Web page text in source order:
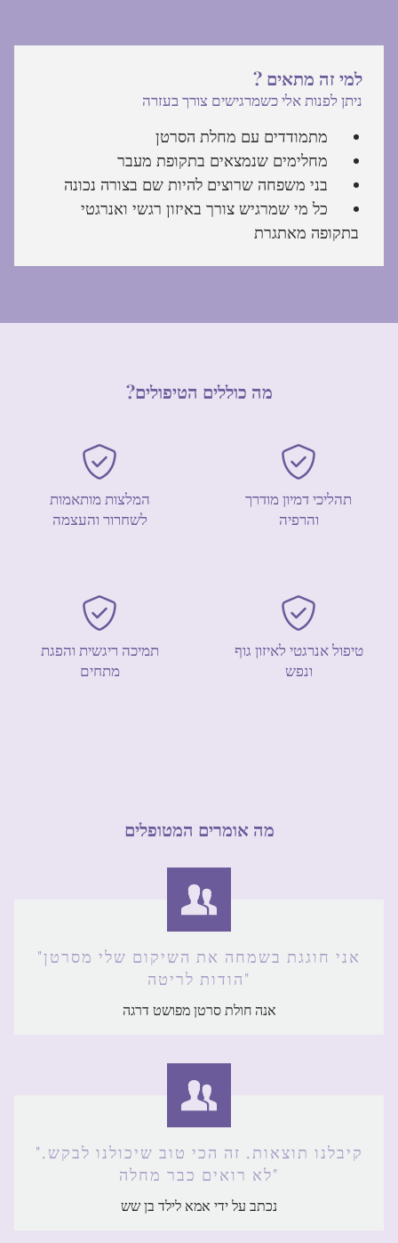
? למי זה מתאים
ניתן לפנות אלי כשמרגישים צורך בעזרה
מתמודדים עם מחלת הסרטן
מחלימים שנמצאים בתקופת מעבר
בני משפחה שרוצים להיות שם בצורה נכונה
כל מי שמרגיש צורך באיזון רגשי ואנרגטי
בתקופה מאתגרת
המלצות מותאמות
לשחרור והעצמה
תהליכי דמיון מודרך
והרפיה
תמיכה ריגשית והפגת
מתחים
טיפול אנרגטי לאיזון גוף
ונפש
מה אומרים המטופלים
"אני חוגגת בשמחה את השיקום שלי מסרטן
הודות לריטה"
אנה חולת סרטן מפושט דרגה
"קיבלנו תוצאות. זה הכי טוב שיכולנו לבקש.
לא רואים כבר מחלה"
נכתב על ידי אמא לילד בן שש